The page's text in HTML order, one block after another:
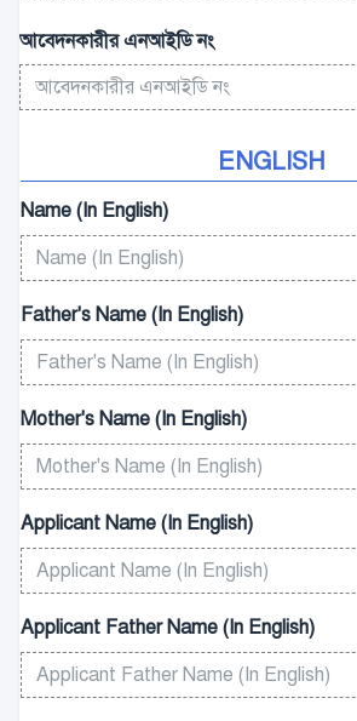
আবেদনকারীর এনআইডি নং
ENGLISH
Name (In English)
Father's Name (In English)
Mother's Name (In English)
Applicant Name (In English)
Applicant Father Name (In English)